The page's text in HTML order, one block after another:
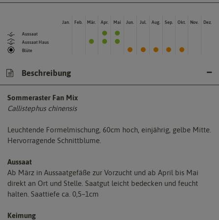
Aussaat
Aussaat Haus
Blüte
Jan. Feb. Mär. Apr. Mai Jun. Jul. Aug. Sep. Okt. Nov. Dez.
Beschreibung
Sommeraster Fan Mix
Callistephus chinensis
Leuchtende Formelmischung, 60cm hoch, einjährig, gelbe Mitte.
Hervorragende Schnittblume.
Aussaat
Ab März in Aussaatgefäße zur Vorzucht und ab April bis Mai
direkt an Ort und Stelle. Saatgut leicht bedecken und feucht
halten. Saattiefe ca. 0,5–1cm
Keimung